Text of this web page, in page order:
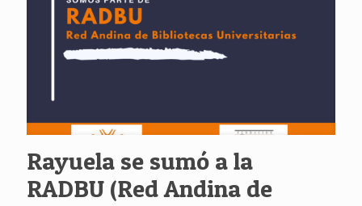
Rayuela se sumó a la
RADBU (Red Andina de